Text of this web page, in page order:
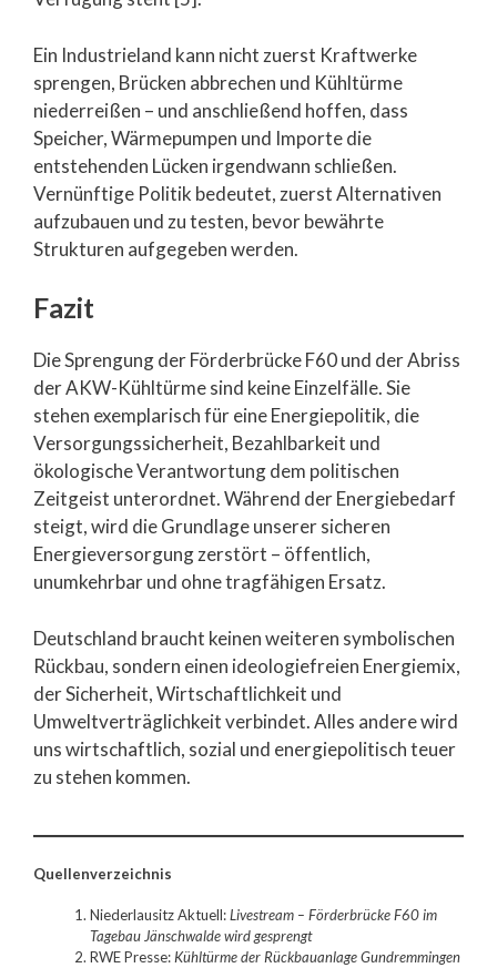
Ein Industrieland kann nicht zuerst Kraftwerke
sprengen, Brücken abbrechen und Kühltürme
niederreißen – und anschließend hoffen, dass
Speicher, Wärmepumpen und Importe die
entstehenden Lücken irgendwann schließen.
Vernünftige Politik bedeutet, zuerst Alternativen
aufzubauen und zu testen, bevor bewährte
Strukturen aufgegeben werden.
Fazit
Die Sprengung der Förderbrücke F60 und der Abriss
der AKW-Kühltürme sind keine Einzelfälle. Sie
stehen exemplarisch für eine Energiepolitik, die
Versorgungssicherheit, Bezahlbarkeit und
ökologische Verantwortung dem politischen
Zeitgeist unterordnet. Während der Energiebedarf
steigt, wird die Grundlage unserer sicheren
Energieversorgung zerstört – öffentlich,
unumkehrbar und ohne tragfähigen Ersatz.
Deutschland braucht keinen weiteren symbolischen
Rückbau, sondern einen ideologiefreien Energiemix,
der Sicherheit, Wirtschaftlichkeit und
Umweltverträglichkeit verbindet. Alles andere wird
uns wirtschaftlich, sozial und energiepolitisch teuer
zu stehen kommen.
Quellenverzeichnis
Niederlausitz Aktuell:Livestream – Förderbrücke F60 im
Tagebau Jänschwalde wird gesprengt
RWE Presse: Kühltürme der Rückbauanlage Gundremmingen